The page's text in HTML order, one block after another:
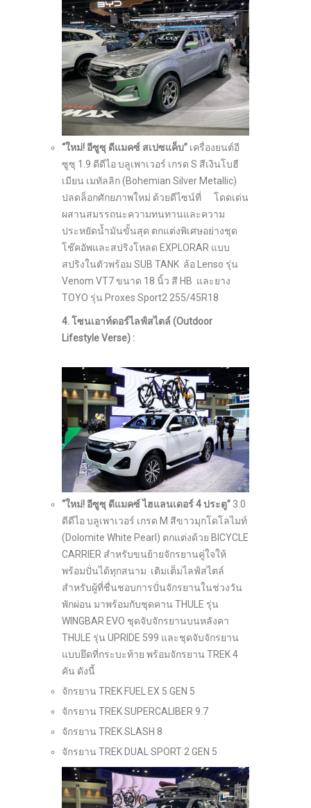
“ใหม่! อีซูซุ ดีแมคซ์ สเปซแค็บ” เครื่องยนต์อี
ซูซุ 1.9 ดีดีไอ บลูเพาเวอร์ เกรด S สีเงินโบฮี
เมียน เมทัลลิก (Bohemian Silver Metallic)
ปลดล็อกศักยภาพใหม่ ด้วยดีไซน์ที่ โดดเด่น
ผสานสมรรถนะความทนทานและความ
ประหยัดน้ำมันขั้นสุด ตกแต่งพิเศษอย่างชุด
โช๊คอัพและสปริงโหลด EXPLORAR แบบ
สปริงในตัวพร้อม SUB TANK ล้อ Lenso รุ่น
Venom VT7 ขนาด 18 นิ้ว สี HB และยาง
TOYO รุ่น Proxes Sport2 255/45R18
4. โซนเอาท์ดอร์ไลฟ์สไตล์ (Outdoor
Lifestyle Verse) :
“ใหม่! อีซูซุ ดีแมคซ์ ไฮแลนเดอร์ 4 ประตู” 3.0
ดีดีไอ บลูเพาเวอร์ เกรด M สีขาวมุกโดโลไมท์
(Dolomite White Pearl) ตกแต่งด้วย BICYCLE
CARRIER สำหรับขนย้ายจักรยานคู่ใจให้
พร้อมปั่นได้ทุกสนาม เติมเต็มไลฟ์สไตล์
สำหรับผู้ที่ชื่นชอบการปั่นจักรยานในช่วงวัน
พักผ่อน มาพร้อมกับชุดคาน THULE รุ่น
WINGBAR EVO ชุดจับจักรยานบนหลังคา
THULE รุ่น UPRIDE 599 และชุดจับจักรยาน
แบบยึดที่กระบะท้าย พร้อมจักรยาน TREK 4
คัน ดังนี้
จักรยาน TREK FUEL EX 5 GEN 5
จักรยาน TREK SUPERCALIBER 9.7
จักรยาน TREK SLASH 8
จักรยาน TREK DUAL SPORT 2 GEN 5